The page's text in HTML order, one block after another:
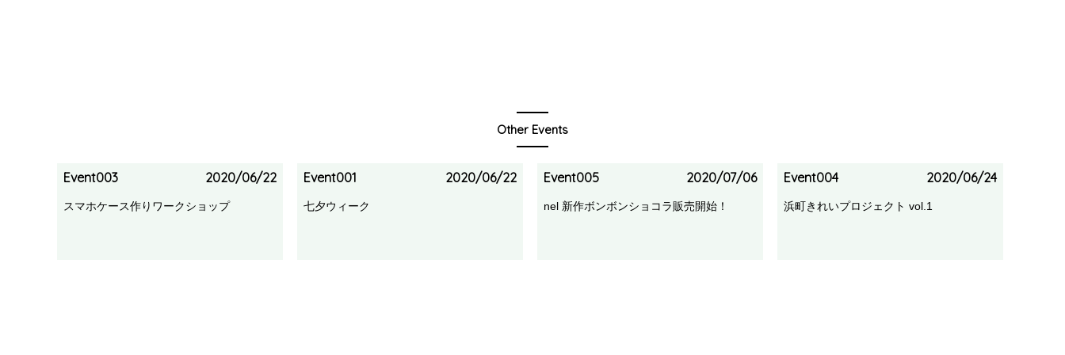
Other Events
Event003 2020/06/22
スマホケース作りワークショップ
Event001 2020/06/22
七夕ウィーク
Event005 2020/07/06
nel 新作ボンボンショコラ販売開始！
Event004 2020/06/24
浜町きれいプロジェクト vol.1